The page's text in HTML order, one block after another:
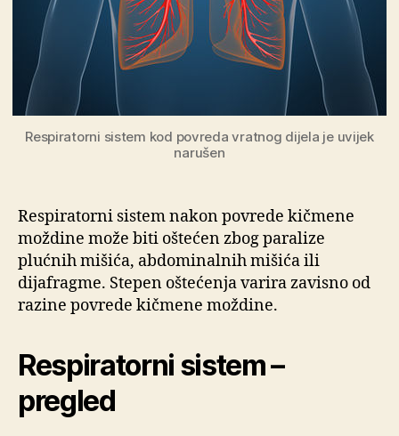
Respiratorni sistem kod povreda vratnog dijela je uvijek
narušen
Respiratorni sistem nakon povrede kičmene
moždine može biti oštećen zbog paralize
plućnih mišića, abdominalnih mišića ili
dijafragme. Stepen oštećenja varira zavisno od
razine povrede kičmene moždine.
Respiratorni sistem –
pregled